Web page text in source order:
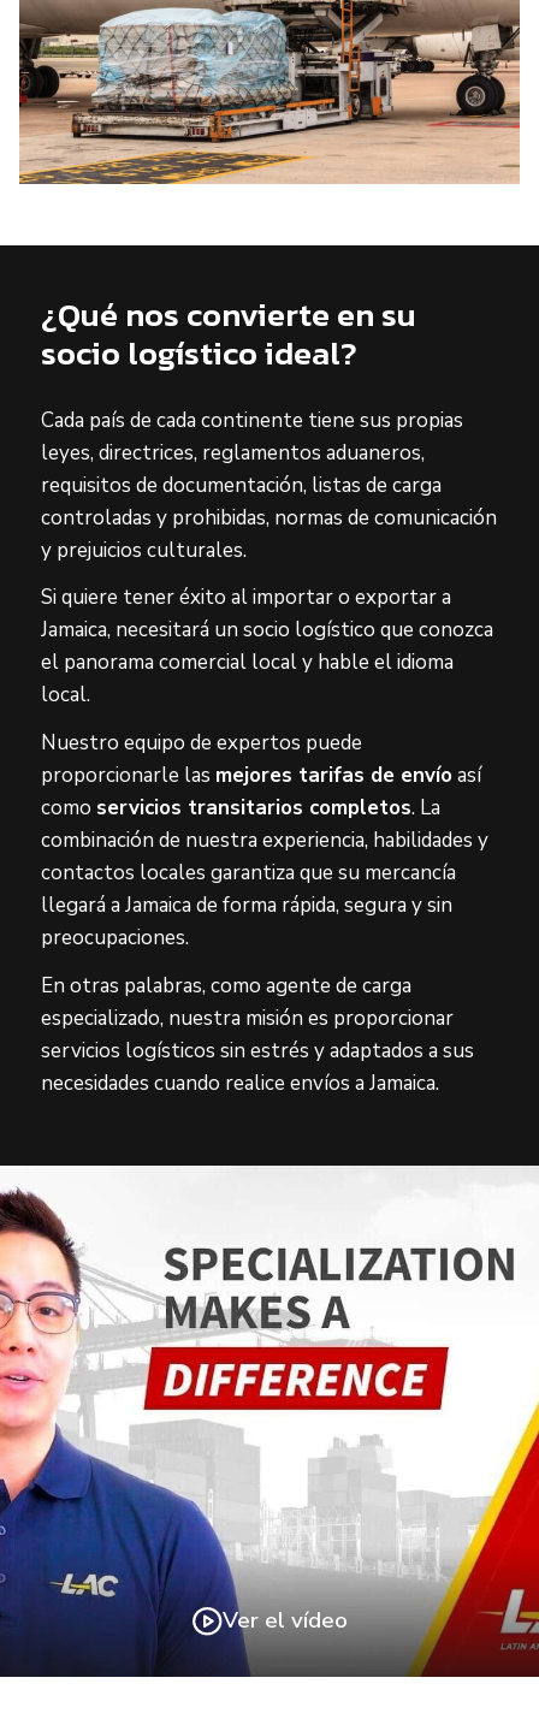
Ver el vídeo
¿Qué nos convierte en su
socio logístico ideal?
Cada país de cada continente tiene sus propias
leyes, directrices, reglamentos aduaneros,
requisitos de documentación, listas de carga
controladas y prohibidas, normas de comunicación
y prejuicios culturales.
Si quiere tener éxito al importar o exportar a
Jamaica, necesitará un socio logístico que conozca
el panorama comercial local y hable el idioma
local.
Nuestro equipo de expertos puede
proporcionarle las mejores tarifas de envíoasí
como servicios transitarios completos. La
combinación de nuestra experiencia, habilidades y
contactos locales garantiza que su mercancía
llegará a Jamaica de forma rápida, segura y sin
preocupaciones.
En otras palabras, como agente de carga
especializado, nuestra misión es proporcionar
servicios logísticos sin estrés y adaptados a sus
necesidades cuando realice envíos a Jamaica.